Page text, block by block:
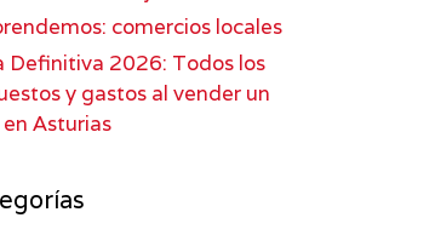
comercios locales
Definitiva 2026: Todos los
y gastos al vender un
en Asturias